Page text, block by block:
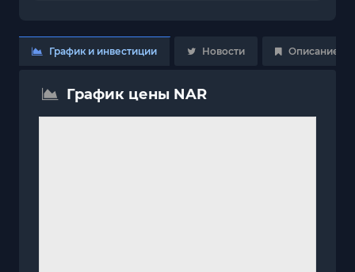
График и инвестиции Новости Описание
График цены NAR